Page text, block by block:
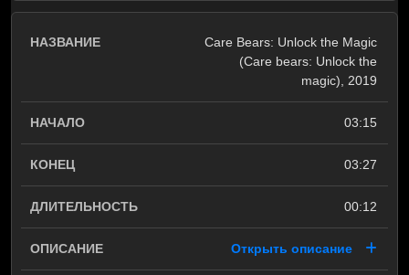
Care Bears: Unlock the Magic
(Care bears: Unlock the
magic), 2019
03:15
03:27
00:12
Открыть описание